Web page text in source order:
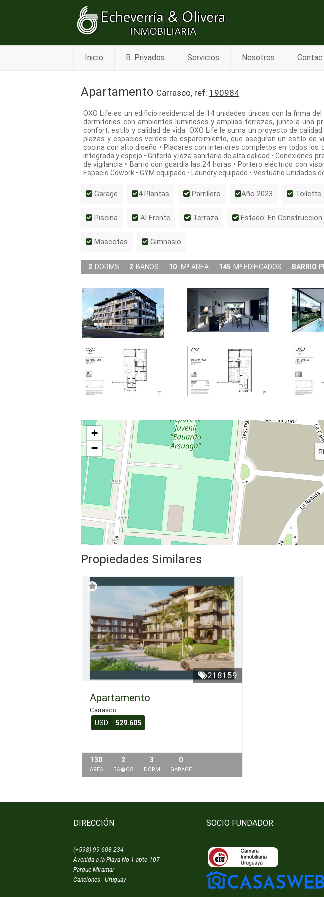
Inicio B. Privados Servicios Nosotros
Apartamento Carrasco, ref: 190984
OXO Life es un edificio residencial de 14 unidades únicas con la firma
dormitorios con ambientes luminosos y amplias terrazas, junto a una
confort, estilo y calidad de vida. OXO Life le suma un proyecto de
plazas y espacios verdes de esparcimiento, que aseguran un estilo de
cocina con alto diseño • Placares con interiores completos en todos
integrada y espejo • Grifería y loza sanitaria de alta calidad • Conexiones
de vigilancia • Barrio con guardia las 24 horas • Portero eléctrico con
Espacio Cowork • GYM equipado • Laundry equipado • Vestuario
Garage 4 Plantas Parrillero Año 2023 Toilette
Piscina Al Frente Terraza Estado: En Construccion
Mascotas Gimnasio
2 DORMS 2 BAÑOS 10 M² AREA 145 M² EDIFICADOS BARRIO
+
−
Propiedades Similares
218159
Apartamento
Carrasco
USD 529.605
130
AREA
2
BA�OS
3
DORM
0
GARAGE
DIRECCIÓN
(+598) 99 608 234
Avenida a la Playa No 1 apto 107
Parque Miramar
Canelones - Uruguay
SOCIO FUNDADOR